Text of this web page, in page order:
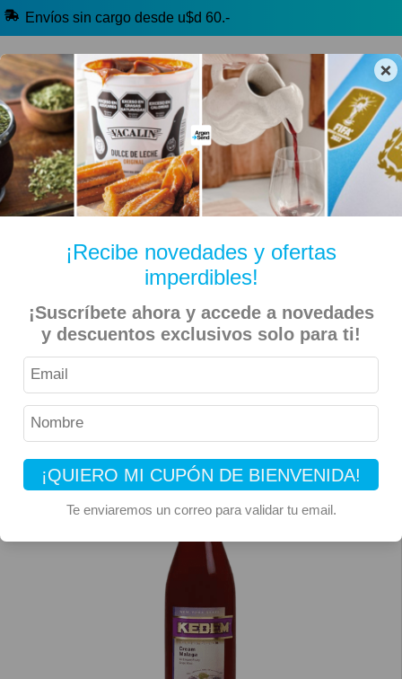
×
¡Recibe novedades y ofertas
imperdibles!
¡Suscríbete ahora y accede a novedades
y descuentos exclusivos solo para ti!
¡QUIERO MI CUPÓN DE BIENVENIDA!
Te enviaremos un correo para validar tu email.
Envíos sin cargo desde u$d 60.-
🔥 Alfajores y Golosinas
🧉 Clásicos argentinos 🏷️ Todas las categorías
Inicio Bebidas
Con Alcohol (+18)
Vinos, Espumantes y Sidras (+18)
Rojo (+18)
Kedem – Vino Tinto Cream Malaga – 750ml